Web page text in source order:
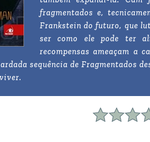
fragmentados e,
Frankstein do futuro, que
ser como ele pode ter
recompensas ameaçam a
sequência de Fragmentados